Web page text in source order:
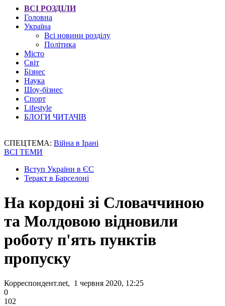
ВСІ РОЗДІЛИ
Головна
Україна
Всі новини розділу
Політика
Місто
Світ
Бізнес
Наука
Шоу-бізнес
Спорт
Lifestyle
БЛОГИ ЧИТАЧІВ
СПЕЦТЕМА: Війна в Ірані
ВСІ ТЕМИ
Вступ України в ЄС
Теракт в Барселоні
На кордоні зі Словаччиною
та Молдовою відновили
роботу п'ять пунктів
пропуску
Корреспондент.net, 1 червня 2020, 12:25
0
102